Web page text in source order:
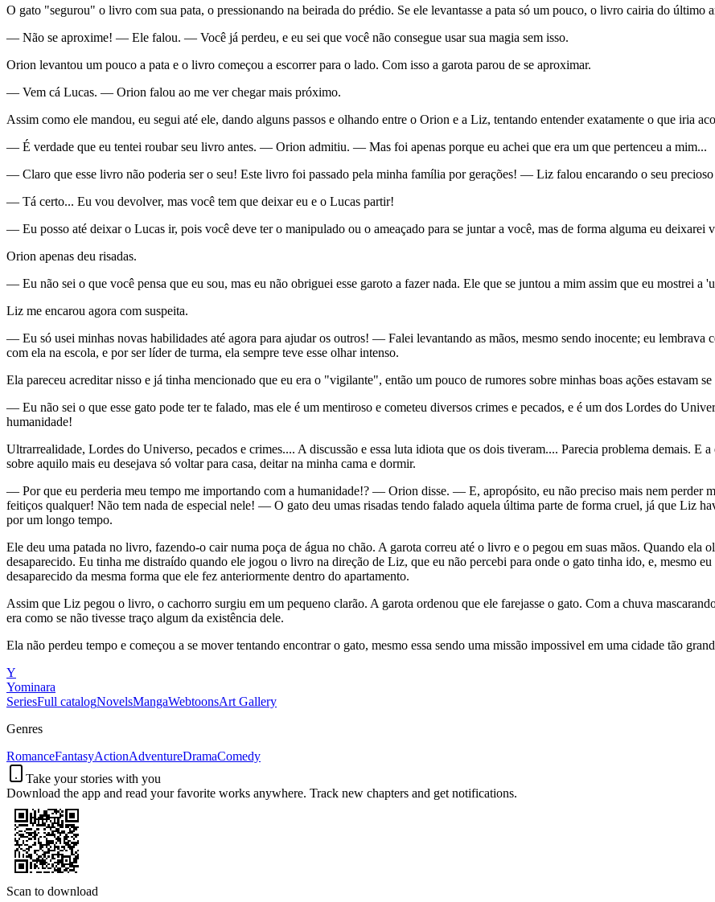
O gato "segurou" o livro com sua pata, o pressionando na beirada do prédio. Se ele levantasse a pata só um pouco, o livro cairia do último
— Não se aproxime! — Ele falou. — Você já perdeu, e eu sei que você não consegue usar sua magia sem isso.
Orion levantou um pouco a pata e o livro começou a escorrer para o lado. Com isso a garota parou de se aproximar.
— Vem cá Lucas. — Orion falou ao me ver chegar mais próximo.
Assim como ele mandou, eu segui até ele, dando alguns passos e olhando entre o Orion e a Liz, tentando entender exatamente o que iria
— É verdade que eu tentei roubar seu livro antes. — Orion admitiu. — Mas foi apenas porque eu achei que era um que pertenceu a mim...
— Claro que esse livro não poderia ser o seu! Este livro foi passado pela minha família por gerações! — Liz falou encarando o seu
— Tá certo... Eu vou devolver, mas você tem que deixar eu e o Lucas partir!
— Eu posso até deixar o Lucas ir, pois você deve ter o manipulado ou o ameaçado para se juntar a você, mas de forma alguma eu
Orion apenas deu risadas.
— Eu não sei o que você pensa que eu sou, mas eu não obriguei esse garoto a fazer nada. Ele que se juntou a mim assim que eu mostrei a
Liz me encarou agora com suspeita.
— Eu só usei minhas novas habilidades até agora para ajudar os outros! — Falei levantando as mãos, mesmo sendo inocente; eu lembrava
com ela na escola, e por ser líder de turma, ela sempre teve esse olhar intenso.
Ela pareceu acreditar nisso e já tinha mencionado que eu era o "vigilante", então um pouco de rumores sobre minhas boas ações estavam
— Eu não sei o que esse gato pode ter te falado, mas ele é um mentiroso e cometeu diversos crimes e pecados, e é um dos Lordes do
humanidade!
Ultrarrealidade, Lordes do Universo, pecados e crimes.... A discussão e essa luta idiota que os dois tiveram.... Parecia problema demais. E
sobre aquilo mais eu desejava só voltar para casa, deitar na minha cama e dormir.
— Por que eu perderia meu tempo me importando com a humanidade!? — Orion disse. — E, apropósito, eu não preciso mais nem perder
feitiços qualquer! Não tem nada de especial nele! — O gato deu umas risadas tendo falado aquela última parte de forma cruel, já que Liz
por um longo tempo.
Ele deu uma patada no livro, fazendo-o cair numa poça de água no chão. A garota correu até o livro e o pegou em suas mãos. Quando ela
desaparecido. Eu tinha me distraído quando ele jogou o livro na direção de Liz, que eu não percebi para onde o gato tinha ido, e, mesmo
desaparecido da mesma forma que ele fez anteriormente dentro do apartamento.
Assim que Liz pegou o livro, o cachorro surgiu em um pequeno clarão. A garota ordenou que ele farejasse o gato. Com a chuva
era como se não tivesse traço algum da existência dele.
Ela não perdeu tempo e começou a se mover tentando encontrar o gato, mesmo essa sendo uma missão impossivel em uma cidade tão
Y
Yominara
SeriesFull catalogNovelsMangaWebtoonsArt Gallery
Genres
RomanceFantasyActionAdventureDramaComedy
Take your stories with you
Download the app and read your favorite works anywhere. Track new chapters and get notifications.
Scan to download